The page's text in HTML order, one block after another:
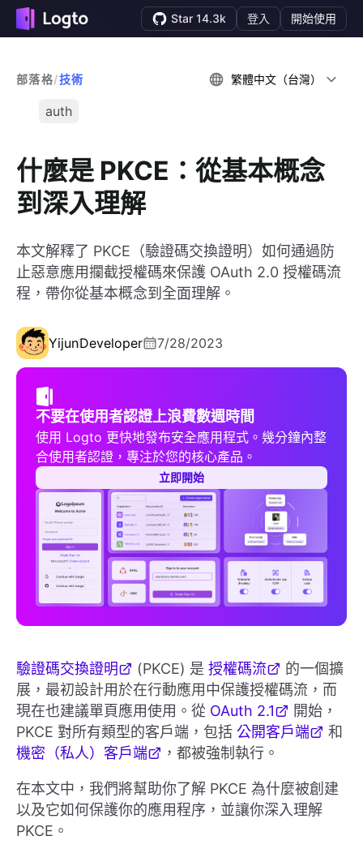
Star 14.3k 登入 開始使用
部落格/技術 繁體中文（台灣）
auth
什麼是 PKCE：從基本概念
到深入理解
本文解釋了 PKCE（驗證碼交換證明）如何通過防
止惡意應用攔截授權碼來保護 OAuth 2.0 授權碼流
程，帶你從基本概念到全面理解。
YijunDeveloper 7/28/2023
不要在使用者認證上浪費數週時間
使用 Logto 更快地發布安全應用程式。幾分鐘內整
合使用者認證，專注於您的核心產品。
立即開始
驗證碼交換證明 (PKCE) 是 授權碼流
的一個擴
展，最初設計用於在行動應用中保護授權碼流，而
現在也建議單頁應用使用。從 OAuth 2.1
開始，
PKCE 對所有類型的客戶端，包括 公開客戶端
和
機密（私人）客戶端
，都被強制執行。
在本文中，我們將幫助你了解 PKCE 為什麼被創建
以及它如何保護你的應用程序，並讓你深入理解
PKCE。